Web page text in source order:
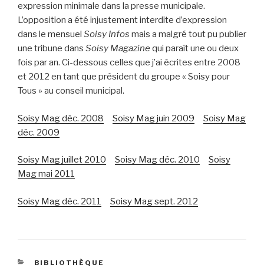
expression minimale dans la presse municipale.
L’opposition a été injustement interdite d’expression
dans le mensuel Soisy Infos mais a malgré tout pu publier
une tribune dans Soisy Magazine qui paraît une ou deux
fois par an. Ci-dessous celles que j’ai écrites entre 2008
et 2012 en tant que président du groupe « Soisy pour
Tous » au conseil municipal.
Soisy Mag déc. 2008 Soisy Mag juin 2009
Soisy Mag
déc. 2009
Soisy Mag juillet 2010 Soisy Mag déc. 2010
Soisy
Mag mai 2011
Soisy Mag déc. 2011 Soisy Mag sept. 2012
CATÉGORIES
BIBLIOTHÈQUE